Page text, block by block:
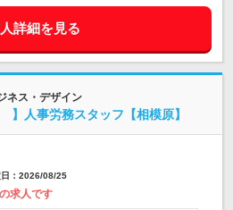
詳細を見る
ネス・デザイン
】人事労務スタッフ【相模原】
：2026/08/25
求人です